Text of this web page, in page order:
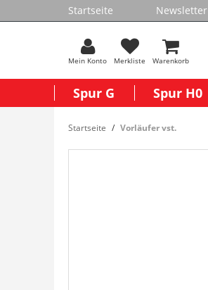
Startseite Newsletter
Mein Konto Merkliste Warenkorb
Spur G Spur H0
Startseite Vorläufer vst.